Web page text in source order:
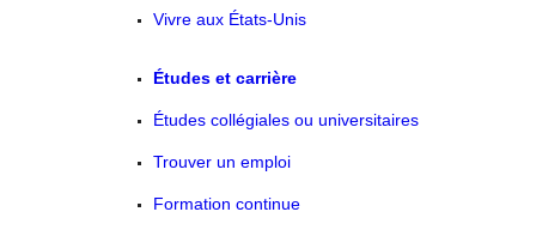
Vivre aux États-Unis
Études et carrière
Études collégiales ou universitaires
Trouver un emploi
Formation continue